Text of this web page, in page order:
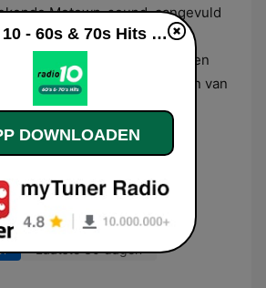
Motown-sound, aangevuld
de vroege elektronische
fungeert hierdoor als een
voor de herkenbare geluiden van
muziekperiodes.
10 - 60s & 70s Hits:
Laatste 30 dagen
Radio 10 - 60s & 70s Hits live luisteren
DOWNLOADEN